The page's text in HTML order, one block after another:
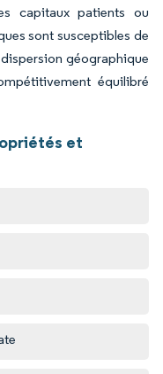
capitaux patients ou
sont susceptibles de
géographique
équilibré
et